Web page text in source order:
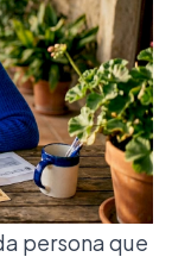
persona que